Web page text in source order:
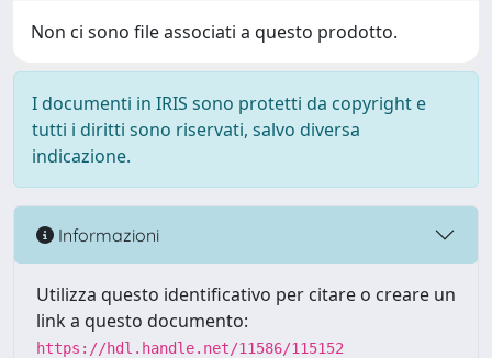
Non ci sono file associati a questo prodotto.
I documenti in IRIS sono protetti da copyright e
tutti i diritti sono riservati, salvo diversa
indicazione.
Informazioni
Utilizza questo identificativo per citare o creare un
link a questo documento:
https://hdl.handle.net/11586/115152